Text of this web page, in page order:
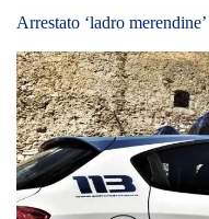
10/07/2019
La Polizia di Stato esegue
un furto in appartamento